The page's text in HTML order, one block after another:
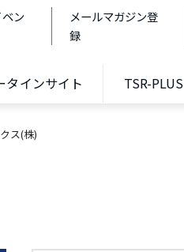
ン
メールマガジン登
録
タインサイト TSR-PLUS
ス(株)